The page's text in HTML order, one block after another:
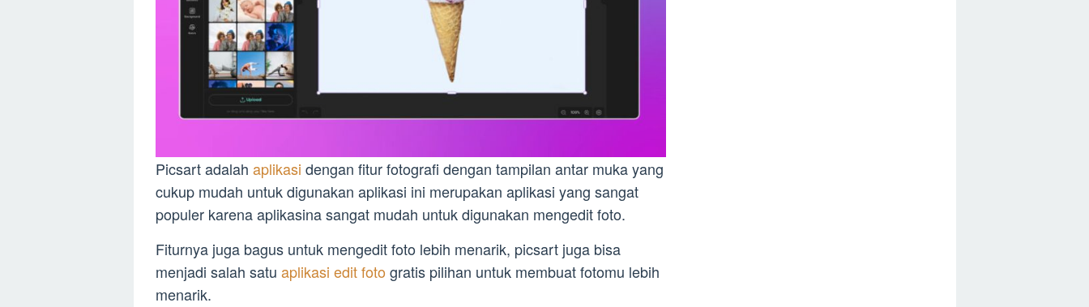
Picsart adalah aplikasi dengan fitur fotografi dengan tampilan antar muka yang
cukup mudah untuk digunakan aplikasi ini merupakan aplikasi yang sangat
populer karena aplikasina sangat mudah untuk digunakan mengedit foto.
Fiturnya juga bagus untuk mengedit foto lebih menarik, picsart juga bisa
menjadi salah satu aplikasi edit foto gratis pilihan untuk membuat fotomu lebih
menarik.